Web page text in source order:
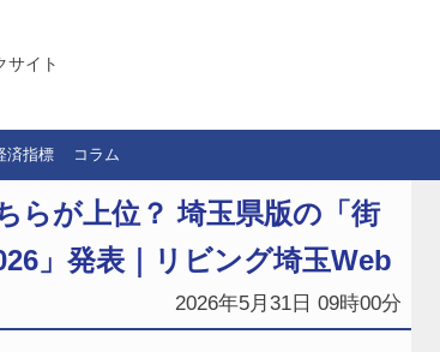
サイト
済指標 コラム
らが上位？ 埼玉県版の「街
」発表｜リビング埼玉Web
2026年5月31日 09時00分